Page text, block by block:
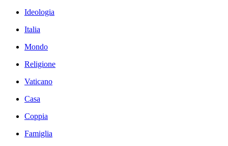
Ideologia
Italia
Mondo
Religione
Vaticano
Casa
Coppia
Famiglia